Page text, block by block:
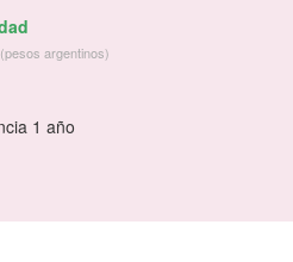
(pesos argentinos)
1 año